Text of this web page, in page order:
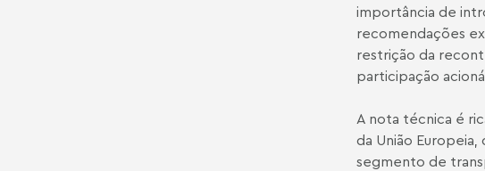
importância de
recomendações
restrição da
participação
A nota técnica é
da União
segmento de